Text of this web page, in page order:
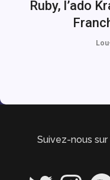
Ruby, l’ado
Suivez-nous
Twitter Instagram